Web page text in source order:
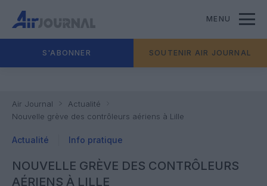
MENU
S'ABONNER SOUTENIR AIR JOURNAL
Air Journal
Actualité
Nouvelle grève des contrôleurs aériens à Lille
Actualité Info pratique
NOUVELLE GRÈVE DES CONTRÔLEURS
AÉRIENS À LILLE